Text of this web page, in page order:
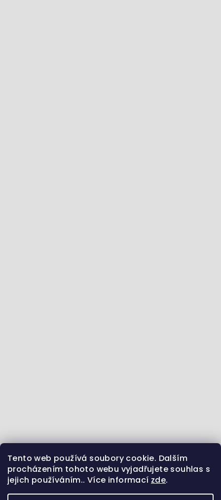
Tento web používá soubory cookie. Dalším
procházením tohoto webu vyjadřujete souhlas s
jejich používáním.. Více informací zde.
Jdeme se vzdělávat :) - články ze světa zvířat
Sledujte nás na Instagramu
Jsme i na Facebooku